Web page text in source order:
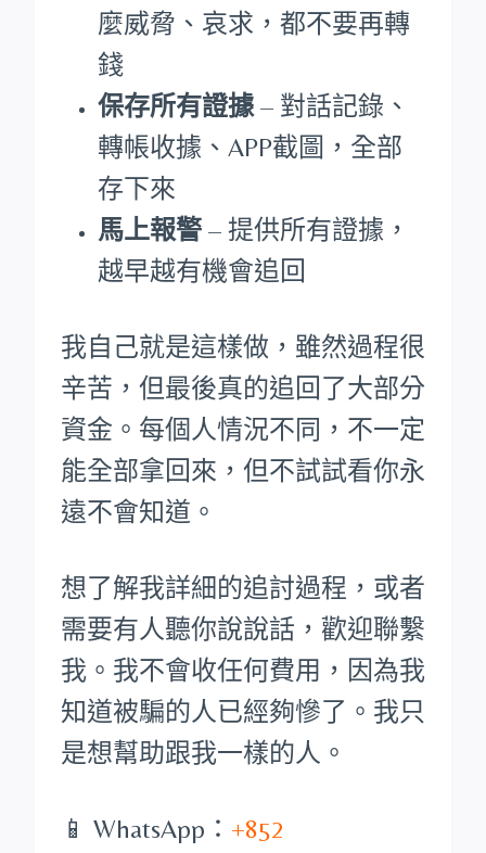
麼威脅、哀求，都不要再轉
錢
保存所有證據 – 對話記錄、
轉帳收據、APP截圖，全部
存下來
馬上報警 – 提供所有證據，
越早越有機會追回
我自己就是這樣做，雖然過程很
辛苦，但最後真的追回了大部分
資金。每個人情況不同，不一定
能全部拿回來，但不試試看你永
遠不會知道。
想了解我詳細的追討過程，或者
需要有人聽你說說話，歡迎聯繫
我。我不會收任何費用，因為我
知道被騙的人已經夠慘了。我只
是想幫助跟我一樣的人。
📱 WhatsApp： +852